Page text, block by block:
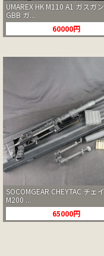
UMAREX HK M110 A1 ガスガ
GBB ガ...
60000円
SOCOMGEAR CHEYTAC チェ
M200 ...
65000円